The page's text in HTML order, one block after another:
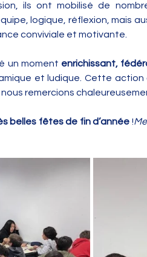
ils ont mobilisé de
logique, réflexion, mais
conviviale et motivante.
un moment enrichissant,
et ludique. Cette
nous remercions
belles fêtes de fin d’année !